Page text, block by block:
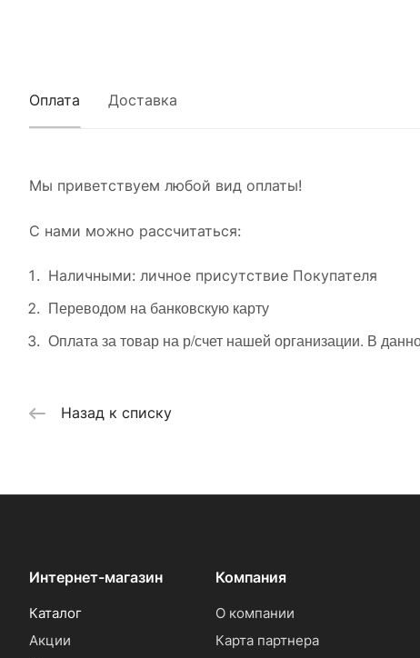
Оплата Доставка
Мы приветствуем любой вид оплаты!
С нами можно рассчитаться:
Наличными: личное присутствие Покупателя
Переводом на банковскую карту
Оплата за товар на р/счет нашей организации. В
Назад к списку
Интернет-магазин
Каталог
Акции
Компания
О компании
Карта партнера